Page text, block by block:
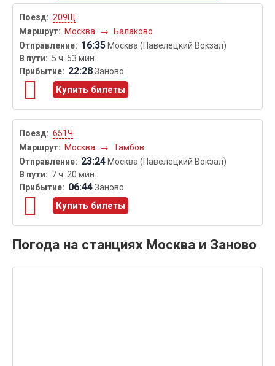
209Щ
Москва
→ Балаково
16:35 Москва (Павелецкий Вокзал)
5 ч. 53 мин.
22:28Заново
Купить билеты
651Ч
Москва
→ Тамбов
23:24 Москва (Павелецкий Вокзал)
7 ч. 20 мин.
06:44Заново
Купить билеты
Погода на станциях Москва и Заново